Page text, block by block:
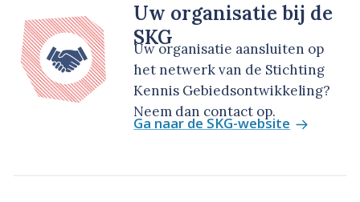
Uw organisatie bij de
SKG
Uw organisatie aansluiten op
het netwerk van de Stichting
Kennis Gebiedsontwikkeling?
Neem dan contact op.
Ga naar de SKG-website